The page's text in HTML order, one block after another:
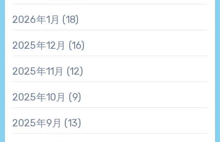
2026年1月 (18)
2025年12月 (16)
2025年11月 (12)
2025年10月 (9)
2025年9月 (13)